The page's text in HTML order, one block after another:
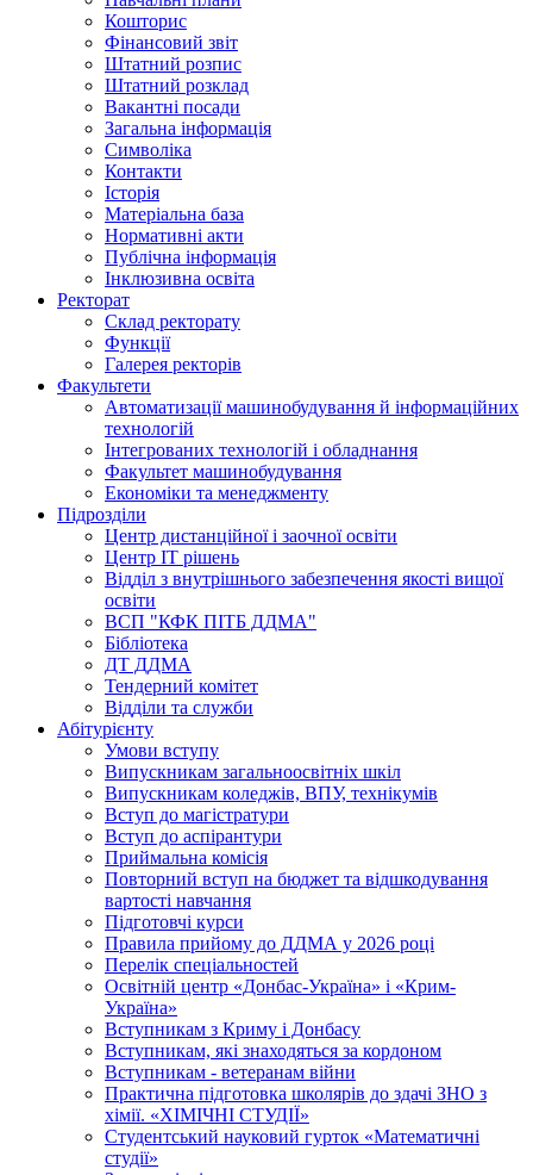
Кошторис
Фінансовий звіт
Штатний розпис
Штатний розклад
Вакантні посади
Загальна інформація
Символіка
Контакти
Історія
Матеріальна база
Нормативні акти
Публічна інформація
Інклюзивна освіта
Ректорат
Склад ректорату
Функції
Галерея ректорів
Факультети
Автоматизації машинобудування й інформаційних
технологій
Інтегрованих технологій і обладнання
Факультет машинобудування
Економіки та менеджменту
Підрозділи
Центр дистанційної і заочної освіти
Центр ІТ рішень
Відділ з внутрішнього забезпечення якості вищої
освіти
ВСП "КФК ПІТБ ДДМА"
Бібліотека
ДТ ДДМА
Тендерний комітет
Відділи та служби
Абітурієнту
Умови вступу
Випускникам загальноосвітніх шкіл
Випускникам коледжів, ВПУ, технікумів
Вступ до магістратури
Вступ до аспірантури
Приймальна комісія
Повторний вступ на бюджет та відшкодування
вартості навчання
Підготовчі курси
Правила прийому до ДДМА у 2026 році
Перелік спеціальностей
Освітній центр «Донбас-Україна» і «Крим-
Україна»
Вступникам з Криму і Донбасу
Вступникам, які знаходяться за кордоном
Вступникам - ветеранам війни
Практична підготовка школярів до здачі ЗНО з
хімії. «ХІМІЧНІ СТУДІЇ»
Студентський науковий гурток «Математичні
студії»